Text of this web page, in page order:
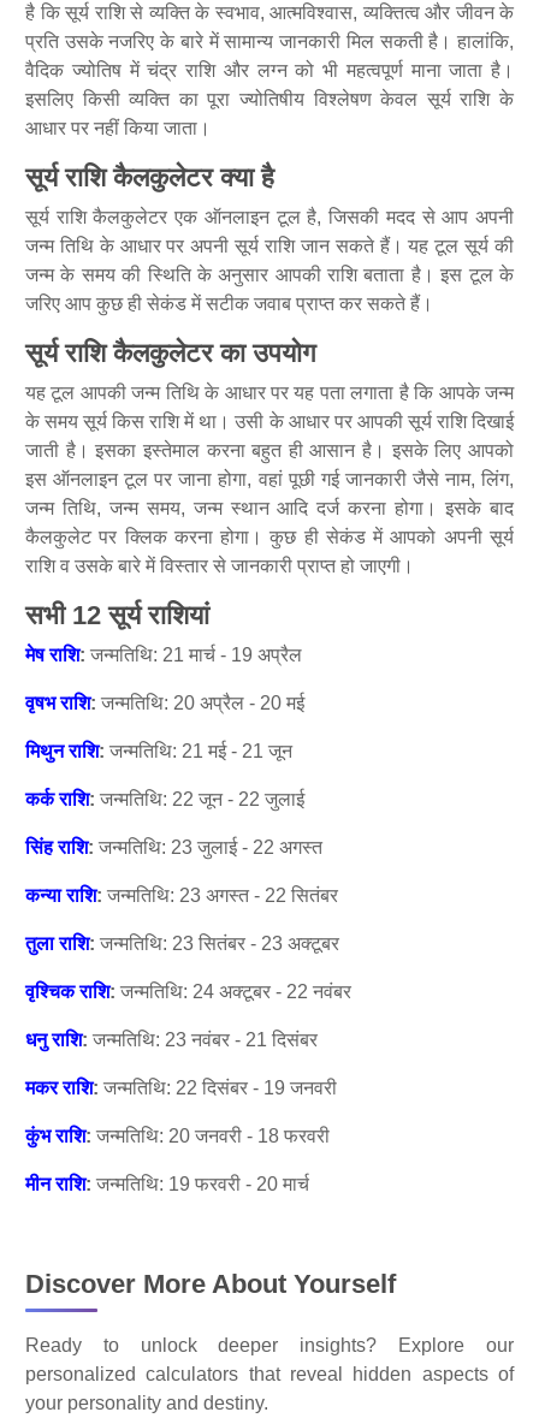
है कि सूर्य राशि से व्यक्ति के स्वभाव, आत्मविश्वास, व्यक्तित्व और जीवन के
प्रति उसके नजरिए के बारे में सामान्य जानकारी मिल सकती है। हालांकि,
वैदिक ज्योतिष में चंद्र राशि और लग्न को भी महत्वपूर्ण माना जाता है।
इसलिए किसी व्यक्ति का पूरा ज्योतिषीय विश्लेषण केवल सूर्य राशि के
आधार पर नहीं किया जाता।
सूर्य राशि कैलकुलेटर क्या है
सूर्य राशि कैलकुलेटर एक ऑनलाइन टूल है, जिसकी मदद से आप अपनी
जन्म तिथि के आधार पर अपनी सूर्य राशि जान सकते हैं। यह टूल सूर्य की
जन्म के समय की स्थिति के अनुसार आपकी राशि बताता है। इस टूल के
जरिए आप कुछ ही सेकंड में सटीक जवाब प्राप्त कर सकते हैं।
सूर्य राशि कैलकुलेटर का उपयोग
यह टूल आपकी जन्म तिथि के आधार पर यह पता लगाता है कि आपके जन्म
के समय सूर्य किस राशि में था। उसी के आधार पर आपकी सूर्य राशि दिखाई
जाती है। इसका इस्तेमाल करना बहुत ही आसान है। इसके लिए आपको
इस ऑनलाइन टूल पर जाना होगा, वहां पूछी गई जानकारी जैसे नाम, लिंग,
जन्म तिथि, जन्म समय, जन्म स्थान आदि दर्ज करना होगा। इसके बाद
कैलकुलेट पर क्लिक करना होगा। कुछ ही सेकंड में आपको अपनी सूर्य
राशि व उसके बारे में विस्तार से जानकारी प्राप्त हो जाएगी।
सभी 12 सूर्य राशियां
मेष राशि: जन्मतिथि: 21 मार्च - 19 अप्रैल
वृषभ राशि: जन्मतिथि: 20 अप्रैल - 20 मई
मिथुन राशि: जन्मतिथि: 21 मई - 21 जून
कर्क राशि: जन्मतिथि: 22 जून - 22 जुलाई
सिंह राशि: जन्मतिथि: 23 जुलाई - 22 अगस्त
कन्या राशि: जन्मतिथि: 23 अगस्त - 22 सितंबर
तुला राशि: जन्मतिथि: 23 सितंबर - 23 अक्टूबर
वृश्चिक राशि: जन्मतिथि: 24 अक्टूबर - 22 नवंबर
धनु राशि: जन्मतिथि: 23 नवंबर - 21 दिसंबर
मकर राशि: जन्मतिथि: 22 दिसंबर - 19 जनवरी
कुंभ राशि: जन्मतिथि: 20 जनवरी - 18 फरवरी
मीन राशि: जन्मतिथि: 19 फरवरी - 20 मार्च
Discover More About Yourself
Ready to unlock deeper insights? Explore our
personalized calculators that reveal hidden aspects of
your personality and destiny.